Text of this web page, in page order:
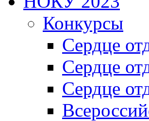
Конкурсы
Сердце
Сердце
Сердце